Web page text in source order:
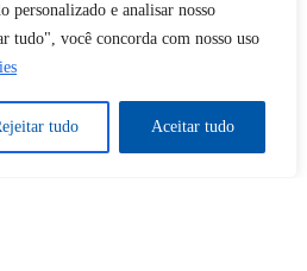
personalizado e analisar nosso
tudo", você concorda com nosso uso
tudo Aceitar tudo